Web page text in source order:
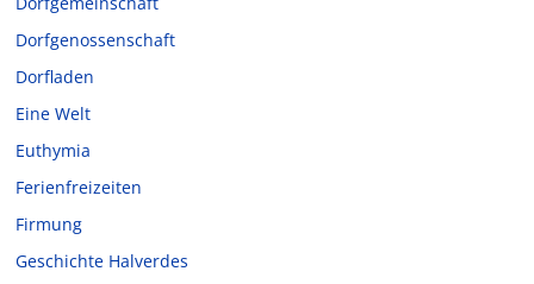
Dorfgenossenschaft
Dorfladen
Eine Welt
Euthymia
Ferienfreizeiten
Firmung
Geschichte Halverdes